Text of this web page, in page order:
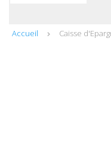
Accueil Caisse